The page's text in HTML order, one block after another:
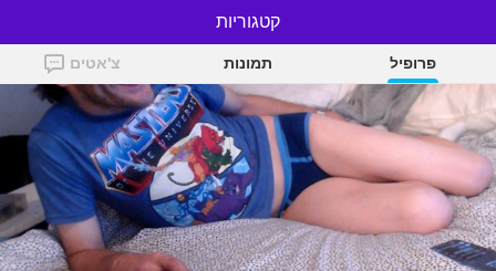
LittleMikey09
פרופיל תמונות צ'אטים
קטגוריות